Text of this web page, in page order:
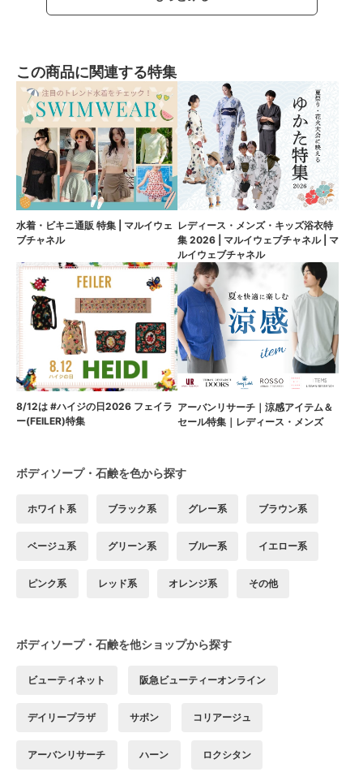
この商品に関連する特集
水着・ビキニ通販 特集 | マルイウェ
ブチャネル
レディース・メンズ・キッズ浴衣特
集 2026 | マルイウェブチャネル | マ
ルイウェブチャネル
8/12は #ハイジの日2026 フェイラ
ー(FEILER)特集
アーバンリサーチ｜涼感アイテム＆
セール特集｜レディース・メンズ
ボディソープ・石鹸を色から探す
ホワイト系 ブラック系 グレー系 ブラウン系
ベージュ系 グリーン系 ブルー系 イエロー系
ピンク系 レッド系 オレンジ系 その他
ボディソープ・石鹸を他ショップから探す
ビューティネット 阪急ビューティーオンライン
デイリープラザ サボン コリアージュ
アーバンリサーチ ハーン ロクシタン